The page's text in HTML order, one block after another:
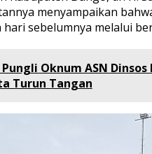
menyampaikan
sebelumnya melalui
Oknum ASN
Turun Tangan